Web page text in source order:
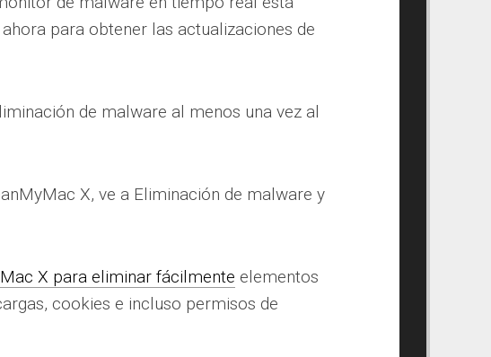
para obtener las actualizaciones de
de malware al menos una vez al
X, ve a Eliminación de malware y
X para eliminar fácilmente elementos
cookies e incluso permisos de